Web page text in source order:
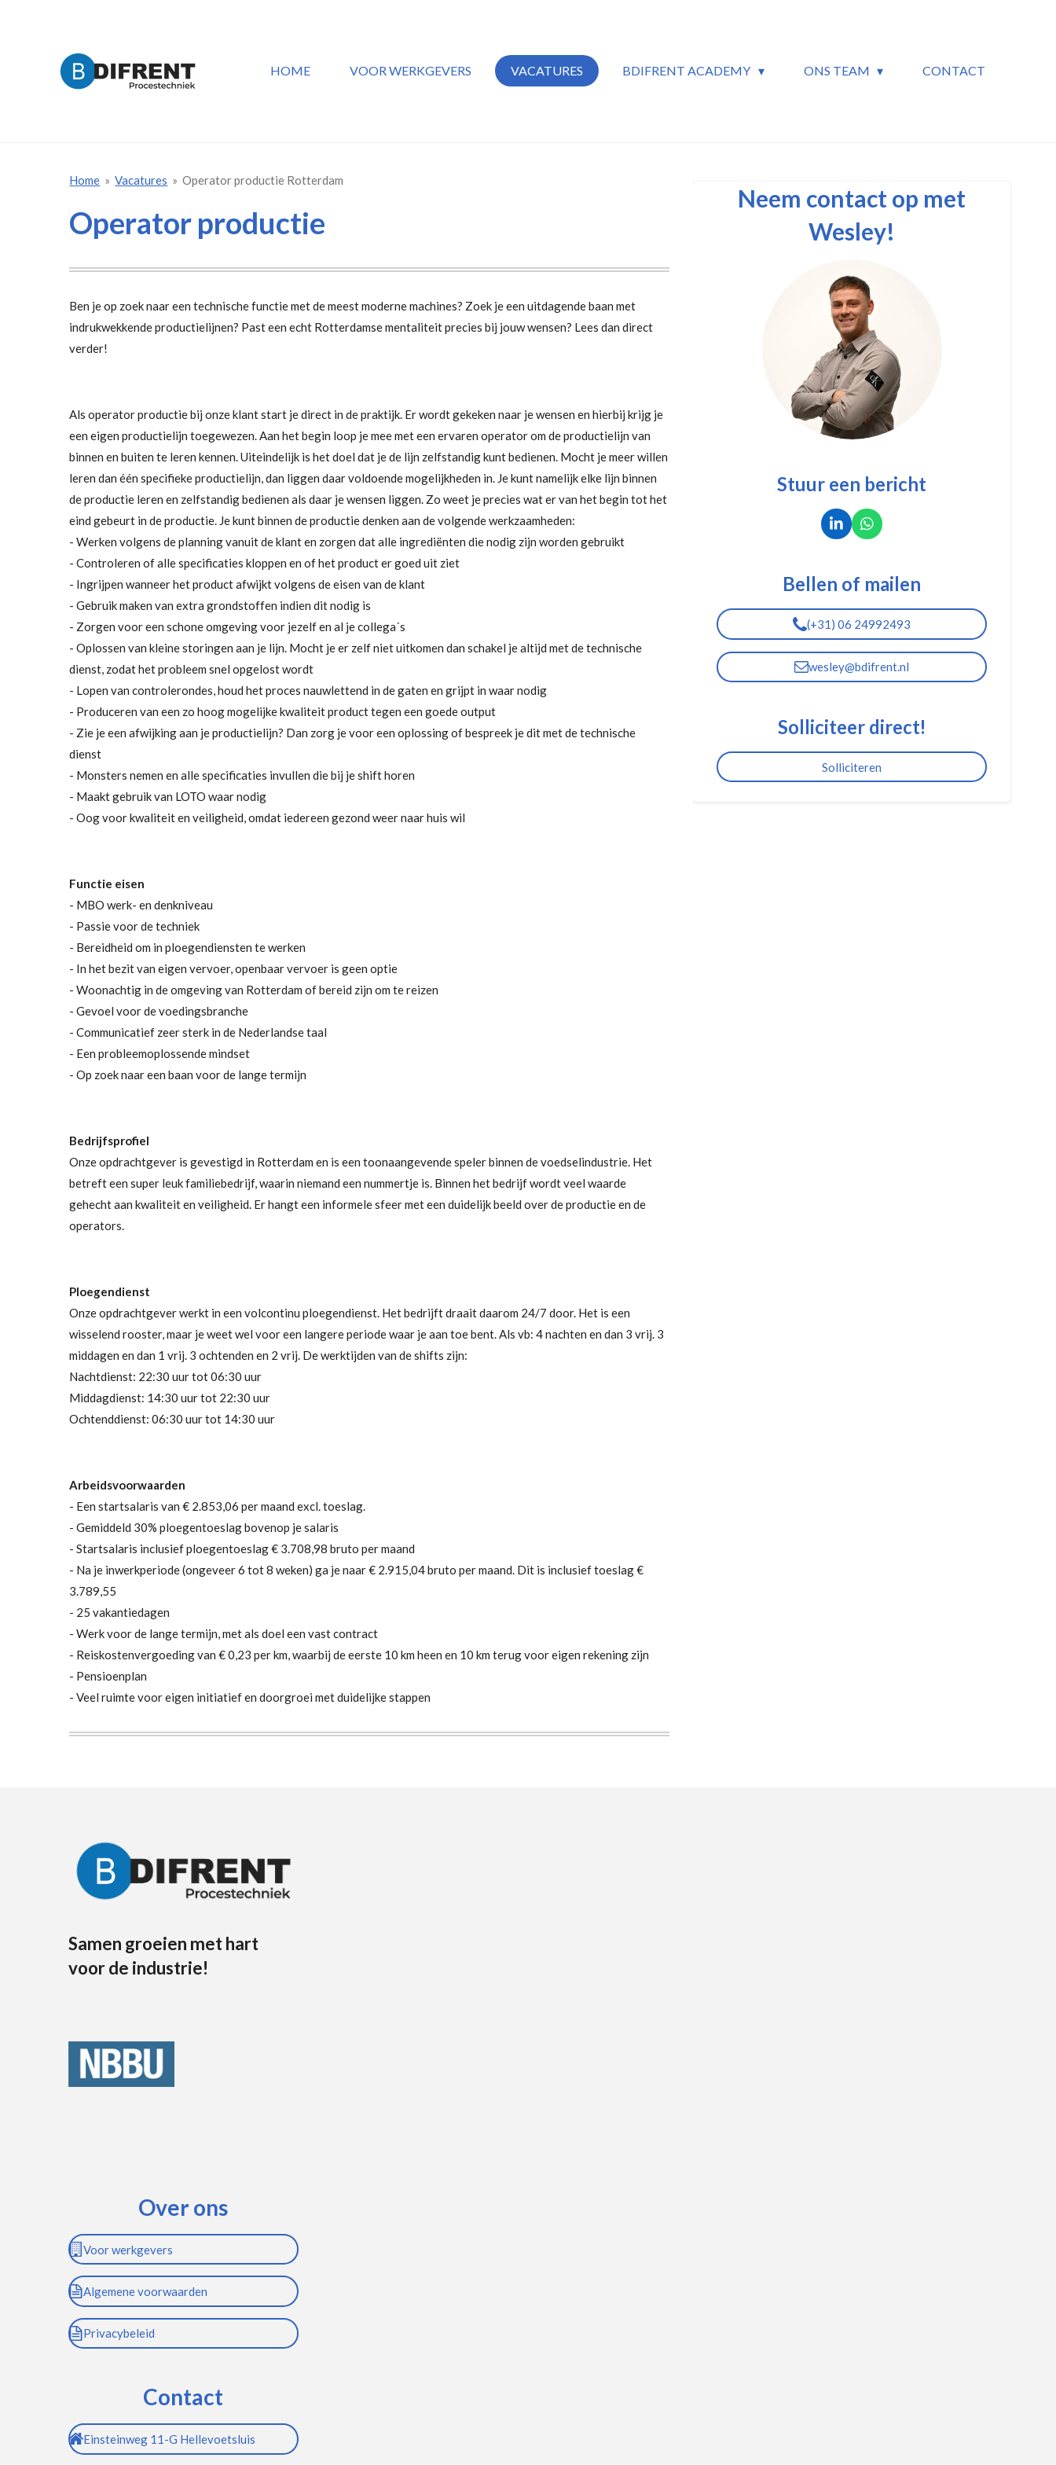
HOME VOOR WERKGEVERS VACATURES BDIFRENT ACADEMY ONS TEAM CONTACT
Home » Vacatures » Operator productie Rotterdam
Operator productie
Ben je op zoek naar een technische functie met de meest moderne machines? Zoek je een uitdagende baan met
indrukwekkende productielijnen? Past een echt Rotterdamse mentaliteit precies bij jouw wensen? Lees dan direct
verder!
Als operator productie bij onze klant start je direct in de praktijk. Er wordt gekeken naar je wensen en hierbij krijg je
een eigen productielijn toegewezen. Aan het begin loop je mee met een ervaren operator om de productielijn van
binnen en buiten te leren kennen. Uiteindelijk is het doel dat je de lijn zelfstandig kunt bedienen. Mocht je meer willen
leren dan één specifieke productielijn, dan liggen daar voldoende mogelijkheden in. Je kunt namelijk elke lijn binnen
de productie leren en zelfstandig bedienen als daar je wensen liggen. Zo weet je precies wat er van het begin tot het
eind gebeurt in de productie. Je kunt binnen deproductiedenken aan de volgende werkzaamheden:
- Werken volgens de planning vanuit de klant en zorgen dat alle ingrediënten die nodig zijn worden gebruikt
- Controleren of alle specificaties kloppen en of het product er goed uit ziet
- Ingrijpen wanneer het product afwijkt volgens de eisen van de klant
- Gebruik maken van extra grondstoffen indien dit nodig is
- Zorgen voor een schone omgeving voor jezelf en al je collega´s
- Oplossen van kleine storingen aan je lijn. Mocht je er zelf niet uitkomen dan schakel je altijd met de technische
dienst, zodat het probleem snel opgelost wordt
- Lopen van controlerondes, houd het proces nauwlettend in de gaten en grijpt in waar nodig
- Produceren van een zo hoog mogelijke kwaliteit product tegen een goede output
- Zie je een afwijking aan je productielijn? Dan zorg je voor een oplossing of bespreek je dit met de technische
dienst
- Monsters nemen en alle specificaties invullen die bij je shift horen
- Maakt gebruik van LOTO waar nodig
- Oog voor kwaliteit en veiligheid, omdat iedereen gezond weer naar huis wil
Functie eisen
- MBO werk- en denkniveau
- Passie voor de techniek
- Bereidheid om in ploegendiensten te werken
- In het bezit van eigen vervoer, openbaar vervoer is geen optie
- Woonachtig in de omgeving van Rotterdam of bereid zijn om te reizen
- Gevoel voor de voedingsbranche
- Communicatief zeer sterk in de Nederlandse taal
- Een probleemoplossende mindset
- Op zoek naar een baan voor de lange termijn
Bedrijfsprofiel
Onze opdrachtgever is gevestigd in Rotterdam en is een toonaangevende speler binnen de voedselindustrie. Het
betreft een super leuk familiebedrijf, waarin niemand een nummertje is. Binnen het bedrijf wordt veel waarde
gehecht aan kwaliteit en veiligheid. Er hangt een informele sfeer met een duidelijk beeld over deproductieen de
operators.
Ploegendienst
Onze opdrachtgever werkt in een volcontinu ploegendienst. Het bedrijft draait daarom 24/7 door. Het is een
wisselend rooster, maar je weet wel voor een langere periode waar je aan toe bent. Als vb: 4 nachten en dan 3 vrij. 3
middagen en dan 1 vrij. 3 ochtenden en 2 vrij. De werktijden van de shifts zijn:
Nachtdienst: 22:30 uur tot 06:30 uur
Middagdienst: 14:30 uur tot 22:30 uur
Ochtenddienst: 06:30 uur tot 14:30 uur
Arbeidsvoorwaarden
- Een startsalaris van € 2.853,06 per maand excl. toeslag.
- Gemiddeld 30% ploegentoeslag bovenop je salaris
- Startsalaris inclusief ploegentoeslag € 3.708,98 bruto per maand
- Na je inwerkperiode (ongeveer 6 tot 8 weken) ga je naar € 2.915,04 bruto per maand. Dit is inclusief toeslag €
3.789,55
- 25 vakantiedagen
- Werk voor de lange termijn, met als doel een vast contract
- Reiskostenvergoeding van € 0,23 per km, waarbij de eerste 10 km heen en 10 km terug voor eigen rekening zijn
- Pensioenplan
- Veel ruimte voor eigen initiatief en doorgroei met duidelijke stappen
Neem contact op met
Wesley!
Stuur een bericht
L
i
e
I
n
W
h
s
p
p
Bellen of mailen
(+31) 06 24992493
wesley@bdifrent.nl
Solliciteer direct!
Solliciteren
Samen groeien met hart
voor de industrie!
Over ons
Voor werkgevers
Algemene voorwaarden
Privacybeleid
Contact
Einsteinweg 11-G Hellevoetsluis